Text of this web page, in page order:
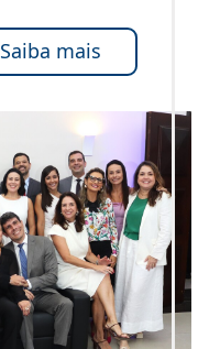
Saiba mais